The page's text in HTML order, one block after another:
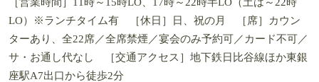
LO）※ランチタイム有 ［休日］日、祝の月 ［席］カウン
ターあり、全22席／全席禁煙／宴会のみ予約可／カード不可／
サ・お通し代なし ［交通アクセス］地下鉄日比谷線ほか東銀
座駅A7出口から徒歩2分